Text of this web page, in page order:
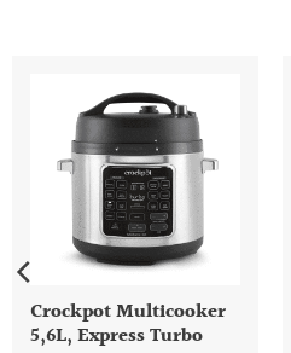
Crockpot Multicooker
5,6L, Express Turbo